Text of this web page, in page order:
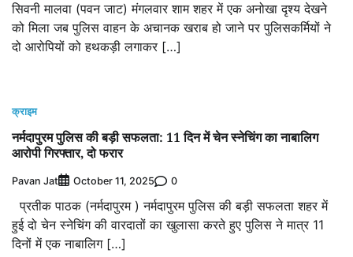
सिवनी मालवा (पवन जाट) मंगलवार शाम शहर में एक अनोखा दृश्य देखने
को मिला जब पुलिस वाहन के अचानक खराब हो जाने पर पुलिसकर्मियों ने
दो आरोपियों को हथकड़ी लगाकर […]
क्राइम
नर्मदापुरम पुलिस की बड़ी सफलता: 11 दिन में चेन स्नेचिंग का नाबालिग
आरोपी गिरफ्तार, दो फरार
Pavan Jat October 11, 2025 0
प्रतीक पाठक (नर्मदापुरम ) नर्मदापुरम पुलिस की बड़ी सफलता शहर में
हुई दो चेन स्नेचिंग की वारदातों का खुलासा करते हुए पुलिस ने मात्र 11
दिनों में एक नाबालिग […]